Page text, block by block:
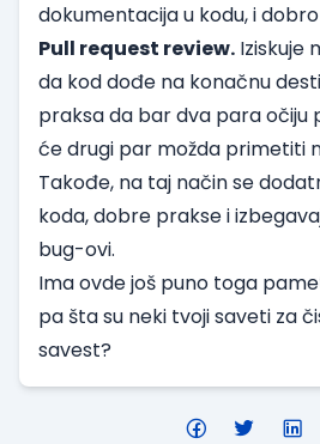
dokumentacija u kodu, i
Pull request review. Iziskuje
da kod dođe na konačnu
praksa da bar dva para očiju
će drugi par možda primetiti
Takođe, na taj način se
koda, dobre prakse i
bug-ovi.
Ima ovde još puno toga
pa šta su neki tvoji saveti za
savest?